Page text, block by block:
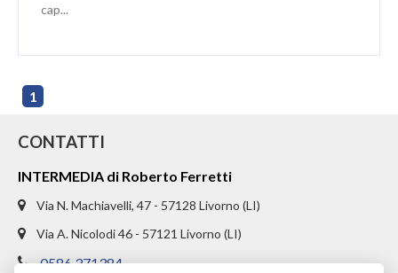
cap...
1
CONTATTI
INTERMEDIA di Roberto Ferretti
Via N. Machiavelli, 47 - 57128 Livorno (LI)
Via A. Nicolodi 46 - 57121 Livorno (LI)
0586 371384